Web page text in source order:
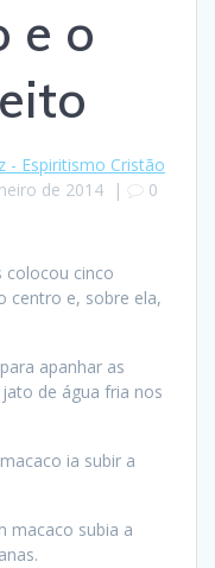
e o
- Espiritismo Cristão
de 2014| 0
colocou cinco
centro e, sobre ela,
apanhar as
de água fria nos
ia subir a
macaco subia a